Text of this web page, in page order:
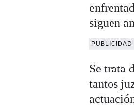
siguen
PUBLICIDAD
Se trata
tantos